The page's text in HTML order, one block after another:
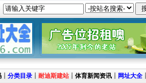
┊ 分类目录 ┊ 耐迪斯建站 ┊ 体育新闻资讯 ┊ 网址大全 ┊